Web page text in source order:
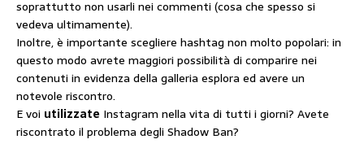
soprattutto non usarli nei commenti (cosa che spesso si
vedeva ultimamente).
Inoltre, è importante scegliere hashtag non molto popolari: in
questo modo avrete maggiori possibilità di comparire nei
contenuti in evidenza della galleria esplora ed avere un
notevole riscontro.
E voi utilizzate Instagram nella vita di tutti i giorni? Avete
riscontrato il problema degli Shadow Ban?